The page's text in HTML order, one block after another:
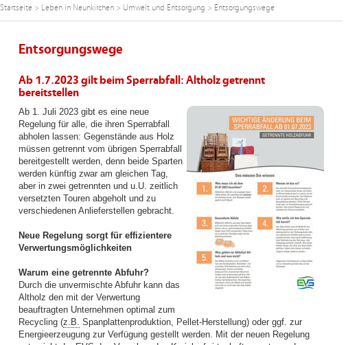
Startseite> Leben in Neunkirchen> Umwelt und Entsorgung > Entsorgungswege
Entsorgungswege
Ab 1.7.2023 gilt beim Sperrabfall: Altholz getrennt
bereitstellen
Ab 1. Juli 2023 gibt es eine neue
Regelung für alle, die ihren Sperrabfall
abholen lassen: Gegenstände aus Holz
müssen getrennt vom übrigen Sperrabfall
bereitgestellt werden, denn beide Sparten
werden künftig zwar am gleichen Tag,
aber in zwei getrennten und u.U. zeitlich
versetzten Touren abgeholt und zu
verschiedenen Anlieferstellen gebracht.
Neue Regelung sorgt für effizientere
Verwertungsmöglichkeiten
Warum eine getrennte Abfuhr?
Durch die unvermischte Abfuhr kann das
Altholz den mit der Verwertung
beauftragten Unternehmen optimal zum
Recycling (z.B. Spanplattenproduktion, Pellet-Herstellung) oder ggf. zur
Energieerzeugung zur Verfügung gestellt werden. Mit der neuen Regelung